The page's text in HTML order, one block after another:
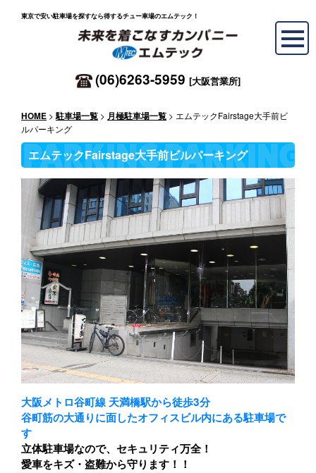
東京で安い駐車場を探すなら得するチュー車場のエムテック！
(06)6263-5959 [大阪営業所]
HOME > 駐車場一覧 > 月極駐車場一覧 > エムテックFairstage大手前ビ
ルパーキング
エムテックFairstage大手前ビルパーキング
大阪メトロ谷町線 天満橋駅から徒歩3分
谷町筋の大通りに面したオフィスビル内にある駐車場で
す
立体駐車場なので、セキュリティ万全！
愛車をキズ・盗難から守ります！！